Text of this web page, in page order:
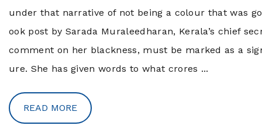
Audio
Magazine
About
Contact
Us
under that narrative of not being a colour that was
ook post by Sarada Muraleedharan, Kerala’s chief
comment on her blackness, must be marked as a
ure. She has given words to what crores ...
READ MORE